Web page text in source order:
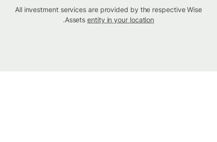
All investment services are provided by the respective Wise
Assetsentity in your location
.